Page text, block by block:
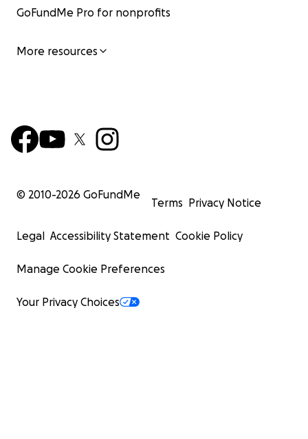
GoFundMe Pro for nonprofits
More resources
© 2010-2026 GoFundMe
Terms Privacy Notice
Legal Accessibility Statement Cookie Policy
Manage Cookie Preferences
Your Privacy Choices